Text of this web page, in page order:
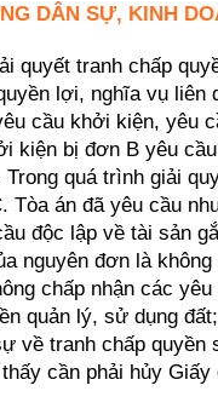
DÂN SỰ, KINH
quyết tranh chấp
lợi, nghĩa vụ liên
cầu khởi kiện, yêu
kiện bị đơn B yêu
quá trình giải
Tòa án đã yêu cầu
độc lập về tài sản
nguyên đơn là
chấp nhận các
quản lý, sử dụng
về tranh chấp
cần phải hủy